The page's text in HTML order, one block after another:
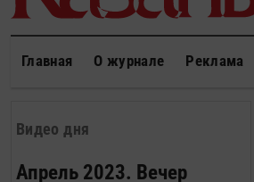
Главная О журнале Реклама
Видео дня
Апрель 2023. Вечер